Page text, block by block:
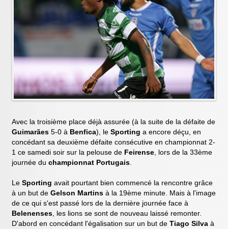
Avec la troisième place déjà assurée (à la suite de la défaite de
Guimarães5-0 à Benfica), leSportinga encore déçu, en
concédant sa deuxième défaite consécutive en championnat 2-
1 ce samedi soir sur la pelouse de Feirense , lors de la 33ème
journée duchampionnat Portugais
LeSportingavait pourtant bien commencé la rencontre grâce
à un but deGelson Martins à la 19ème minute. Mais à l'image
de ce qui s'est passé lors de la dernière journée face à
Belenenses , les lions se sont de nouveau laissé remonter.
D'abord en concédant l'égalisation sur un but deTiago Silva à